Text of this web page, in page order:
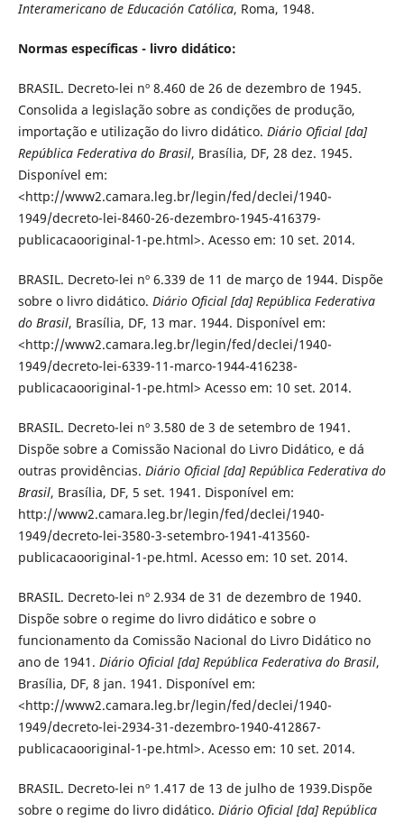
Interamericano de Educación Católica, Roma, 1948.
Normas específicas - livro didático:
BRASIL. Decreto-lei nº 8.460 de 26 de dezembro de 1945.
Consolida a legislação sobre as condições de produção,
importação e utilização do livro didático. Diário Oficial [da]
República Federativa do Brasil, Brasília, DF, 28 dez. 1945.
Disponível em:
<http://www2.camara.leg.br/legin/fed/declei/1940-
1949/decreto-lei-8460-26-dezembro-1945-416379-
publicacaooriginal-1-pe.html>. Acesso em: 10 set. 2014.
BRASIL. Decreto-lei nº 6.339 de 11 de março de 1944. Dispõe
sobre o livro didático. Diário Oficial [da] República Federativa
do Brasil, Brasília, DF, 13 mar. 1944. Disponível em:
<http://www2.camara.leg.br/legin/fed/declei/1940-
1949/decreto-lei-6339-11-marco-1944-416238-
publicacaooriginal-1-pe.html> Acesso em: 10 set. 2014.
BRASIL. Decreto-lei nº 3.580 de 3 de setembro de 1941.
Dispõe sobre a Comissão Nacional do Livro Didático, e dá
outras providências. Diário Oficial [da] República Federativa do
Brasil, Brasília, DF, 5 set. 1941. Disponível em:
http://www2.camara.leg.br/legin/fed/declei/1940-
1949/decreto-lei-3580-3-setembro-1941-413560-
publicacaooriginal-1-pe.html. Acesso em: 10 set. 2014.
BRASIL. Decreto-lei nº 2.934 de 31 de dezembro de 1940.
Dispõe sobre o regime do livro didático e sobre o
funcionamento da Comissão Nacional do Livro Didático no
ano de 1941. Diário Oficial [da] República Federativa do Brasil,
Brasília, DF, 8 jan. 1941. Disponível em:
<http://www2.camara.leg.br/legin/fed/declei/1940-
1949/decreto-lei-2934-31-dezembro-1940-412867-
publicacaooriginal-1-pe.html>. Acesso em: 10 set. 2014.
BRASIL. Decreto-lei nº 1.417 de 13 de julho de 1939.Dispõe
sobre o regime do livro didático. Diário Oficial [da] República